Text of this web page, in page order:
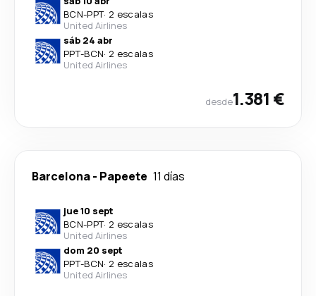
BCN-PPT· 2 escalas
United Airlines
sáb 24 abr
PPT-BCN· 2 escalas
United Airlines
desde1.381 €
Barcelona- Papeete 11 días
jue 10 sept
BCN-PPT· 2 escalas
United Airlines
dom 20 sept
PPT-BCN· 2 escalas
United Airlines